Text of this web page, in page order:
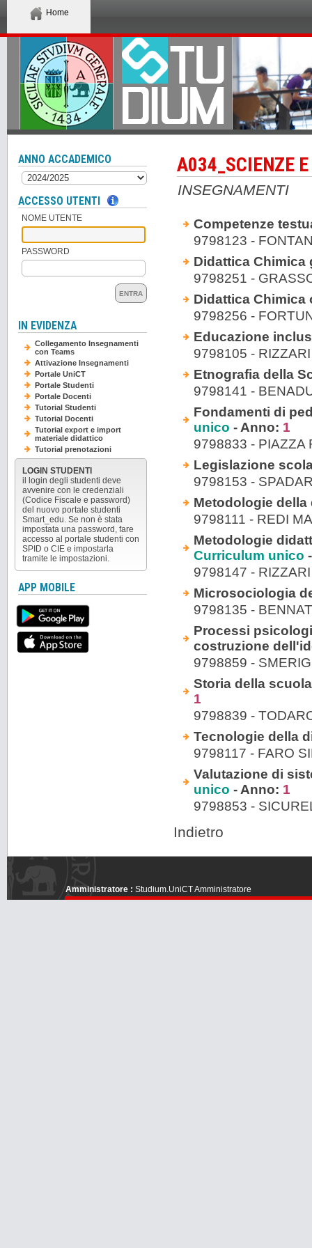
Home
A034_SCIENZE
INSEGNAMENTI
Competenze
9798123 -
Didattica Chimica
9798251 -
Didattica Chimica
9798256 -
Educazione
9798105 -
Etnografia della
9798141 -
Fondamenti di
unico - Anno: 1
9798833 - PIAZZA
Legislazione
9798153 -
Metodologie
9798111 - REDI
Metodologie
Curriculum unico
9798147 -
Microsociologia
9798135 -
Processi
costruzione
9798859 -
Storia della
1
9798839 -
Tecnologie della
9798117 - FARO
Valutazione di
unico - Anno: 1
9798853 -
Indietro
ANNO ACCADEMICO
ACCESSO UTENTI
NOME UTENTE
PASSWORD
ENTRA
IN EVIDENZA
Collegamento Insegnamenti
con Teams
Attivazione Insegnamenti
Portale UniCT
Portale Studenti
Portale Docenti
Tutorial Studenti
Tutorial Docenti
Tutorial export e import
materiale didattico
Tutorial prenotazioni
LOGIN STUDENTI
il login degli studenti deve
avvenire con le credenziali
(Codice Fiscale e password)
del nuovo portale studenti
Smart_edu. Se non è stata
impostata una password, fare
accesso al portale studenti con
SPID o CIE e impostarla
tramite le impostazioni.
APP MOBILE
Amministratore : Studium.UniCT Amministratore